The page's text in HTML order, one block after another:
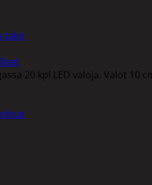
takit
20 kpl LED valoja. Valot